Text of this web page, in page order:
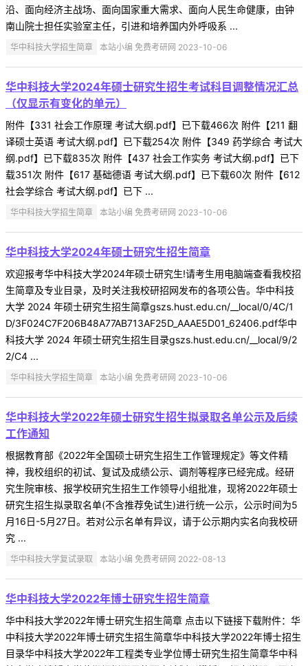
沿、面向经济主战场、面向国家重大需求、面向人民生命健康，由钟
南山院士担任实验室主任，引进和培养国内外呼吸系 ...
华中科技大学招生简章 本站小编 免费考研网 2023-10-06
华中科技大学2024年硕士研究生招生考试科目调整情况汇总
（仅显示有变化的单元）
附件【331 社会工作原理 考试大纲.pdf】已下载466次 附件【211 翻
译硕士英语 考试大纲.pdf】已下载254次 附件【349 药学综合 考试大
纲.pdf】已下载835次 附件【437 社会工作实务 考试大纲.pdf】已下
载351次 附件【617 基础德语 考试大纲.pdf】已下载60次 附件【612
社会学综合 考试大纲.pdf】已下 ...
华中科技大学招生简章 本站小编 免费考研网 2023-10-06
华中科技大学2024年硕士研究生招生简章
欢迎报考华中科技大学2024年硕士研究生!请考生用电脑端查看我校招
生简章及专业目录，及时关注我校研招网发布的各项公告。华中科技
大学 2024 年硕士研究生招生简章gszs.hust.edu.cn/__local/0/4C/1
D/3F024C7F206B48A77AB713AF25D_AAAE5D01_62406.pdf华中
科技大学 2024 年硕士研究生招生目录gszs.hust.edu.cn/__local/9/2
2/C4 ...
华中科技大学招生简章 本站小编 免费考研网 2023-10-06
华中科技大学2022年硕士研究生招生拟录取名单公示及后续
工作通知
根据教育部《2022年全国硕士研究生招生工作管理规定》等文件精
神，我校组织的初试、复试及成绩公示、调剂等程序已经完成。经研
究生院审核、报学校研究生招生工作领导小组批准，现将2022年硕士
研究生招生拟录取名单(不含推荐免试生)进行统一公示，公示时间为5
月16日-5月27日。若对公示名单有异议，请于公示期内实名向我校研
究 ...
华中科技大学复试录取 本站小编 免费考研网 2022-08-13
华中科技大学2022年博士研究生招生简章
华中科技大学2022年博士研究生招生简章 点击以下链接下载附件：华
中科技大学2022年博士研究生招生简章华中科技大学2022年博士招生
目录华中科技大学2022年工程类专业学位博士研究生招生简章华中科